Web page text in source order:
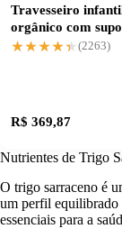
Travesseiro
orgânico com
cervical ajustável
★★★★★
★★★★★ (2263)
R$ 369,87
Nutrientes de Trigo
O trigo sarraceno é
um perfil equilibrado
essenciais para a